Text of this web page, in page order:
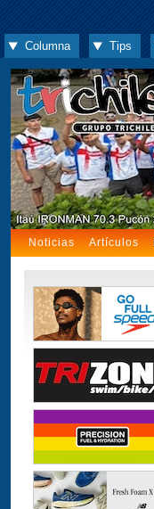
Columna Tips
Noticias Artículos